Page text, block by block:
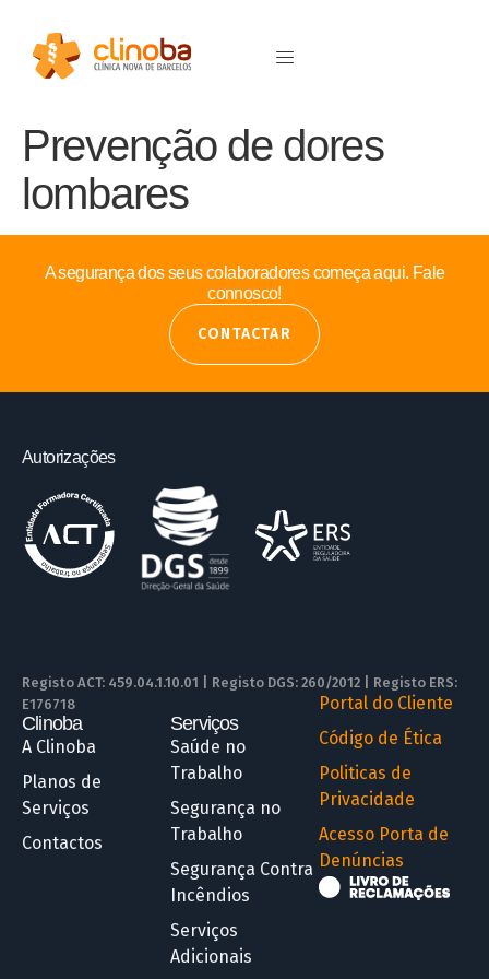
Prevenção de dores
lombares
A segurança dos seus colaboradores começa aqui. Fale
connosco!
CONTACTAR
Autorizações
Registo ACT: 459.04.1.10.01 | Registo DGS: 260/2012 | Registo ERS:
E176718
Clinoba
A Clinoba
Planos de
Serviços
Contactos
Serviços
Saúde no
Trabalho
Segurança no
Trabalho
Segurança Contra
Incêndios
Serviços
Adicionais
Portal do Cliente
Código de Ética
Politicas de
Privacidade
Acesso Porta de
Denúncias